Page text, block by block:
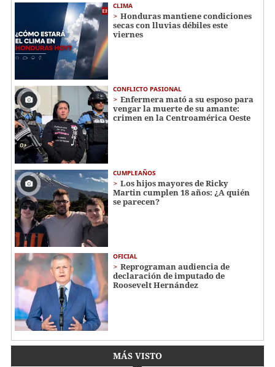
CLIMA
Honduras mantiene condiciones
secas con lluvias débiles este
viernes
CONFLICTO PASIONAL
Enfermera mató a su esposo para
vengar la muerte de su amante:
crimen en la Centroamérica Oeste
CUMPLEAÑOS
Los hijos mayores de Ricky
Martin cumplen 18 años: ¿A quién
se parecen?
OFICIAL
Reprograman audiencia de
declaración de imputado de
Roosevelt Hernández
MÁS VISTO